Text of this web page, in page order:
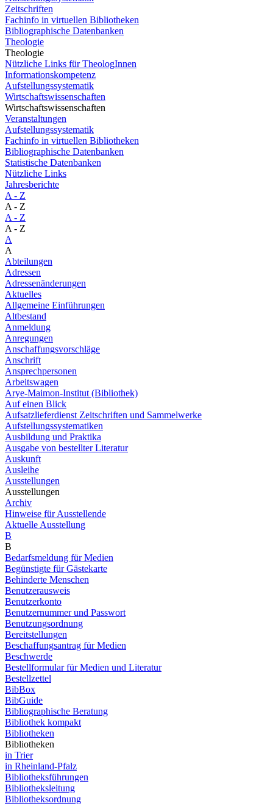
Zeitschriften
Fachinfo in virtuellen Bibliotheken
Bibliographische Datenbanken
Theologie
Theologie
Nützliche Links für TheologInnen
Informationskompetenz
Aufstellungssystematik
Wirtschaftswissenschaften
Wirtschaftswissenschaften
Veranstaltungen
Aufstellungssystematik
Fachinfo in virtuellen Bibliotheken
Bibliographische Datenbanken
Statistische Datenbanken
Nützliche Links
Jahresberichte
A - Z
A - Z
A - Z
A - Z
A
A
Abteilungen
Adressen
Adressenänderungen
Aktuelles
Allgemeine Einführungen
Altbestand
Anmeldung
Anregungen
Anschaffungsvorschläge
Anschrift
Ansprechpersonen
Arbeitswagen
Arye-Maimon-Institut (Bibliothek)
Auf einen Blick
Aufsatzlieferdienst Zeitschriften und Sammelwerke
Aufstellungssystematiken
Ausbildung und Praktika
Ausgabe von bestellter Literatur
Auskunft
Ausleihe
Ausstellungen
Ausstellungen
Archiv
Hinweise für Ausstellende
Aktuelle Ausstellung
B
B
Bedarfsmeldung für Medien
Begünstigte für Gästekarte
Behinderte Menschen
Benutzerausweis
Benutzerkonto
Benutzernummer und Passwort
Benutzungsordnung
Bereitstellungen
Beschaffungsantrag für Medien
Beschwerde
Bestellformular für Medien und Literatur
Bestellzettel
BibBox
BibGuide
Bibliographische Beratung
Bibliothek kompakt
Bibliotheken
Bibliotheken
in Trier
in Rheinland-Pfalz
Bibliotheksführungen
Bibliotheksleitung
Bibliotheksordnung